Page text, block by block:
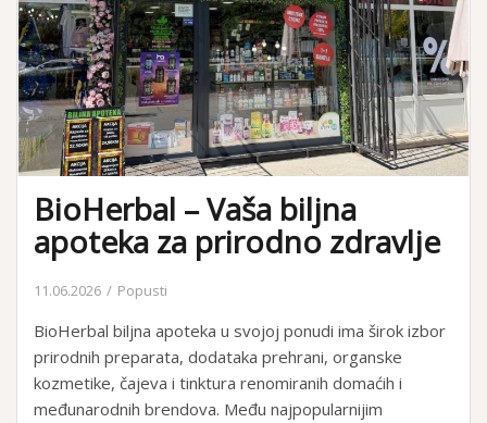
BioHerbal – Vaša biljna
apoteka za prirodno zdravlje
11.06.2026 Popusti
BioHerbal biljna apoteka u svojoj ponudi ima širok izbor
prirodnih preparata, dodataka prehrani, organske
kozmetike, čajeva i tinktura renomiranih domaćih i
međunarodnih brendova. Među najpopularnijim